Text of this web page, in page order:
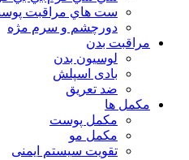
ست هاي مراقبت
دورچشم و سرم مژه
مراقبت بدن
لوسیون بدن
بادی اسپلش
ضد تعریق
مكمل ها
مکمل پوست
مکمل مو
تقویت سیستم ایمنی